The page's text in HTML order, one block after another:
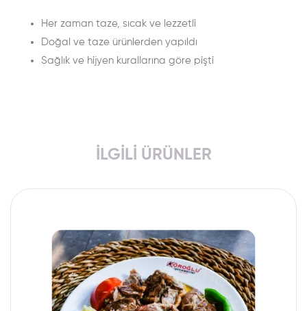
Her zaman taze, sıcak ve lezzetli
Doğal ve taze ürünlerden yapıldı
Sağlık ve hijyen kurallarına göre pişti
İLGILI ÜRÜNLER